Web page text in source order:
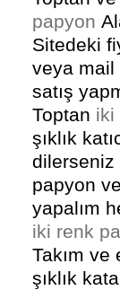
papyon
Sitedeki
veya mail
satış
Toptan iki
şıklık
dilerseniz
papyon
yapalım
iki renk
Takım
şıklık